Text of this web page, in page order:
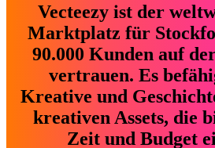
Vecteezy ist der
Marktplatz für
90.000 Kunden auf
vertrauen. Es
Kreative und
kreativen Assets, die
Zeit und Budget